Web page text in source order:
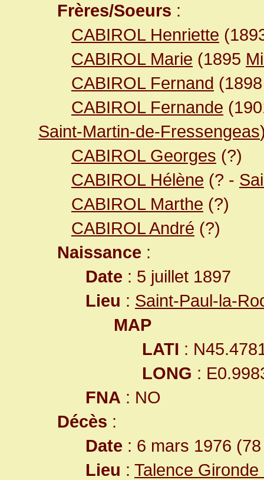
Frères/Soeurs :
CABIROL Henriette
CABIROL Marie (1895
CABIROL Fernand
CABIROL Fernande
Saint-Martin-de-Fressengeas
CABIROL Georges (?)
CABIROL Hélène (? -
CABIROL Marthe (?)
CABIROL André (?)
Naissance :
Date : 5 juillet 1897
Lieu : Saint-Paul-la-
MAP
LATI :
LONG :
FNA : NO
Décès :
Date : 6 mars 1976
Lieu : Talence